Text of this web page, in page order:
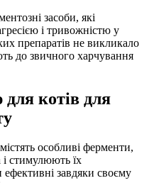
засоби, які
і тривожністю у
препаратів не викликало
до звичного харчування
котів для
особливі ферменти,
стимулюють їх
завдяки своєму